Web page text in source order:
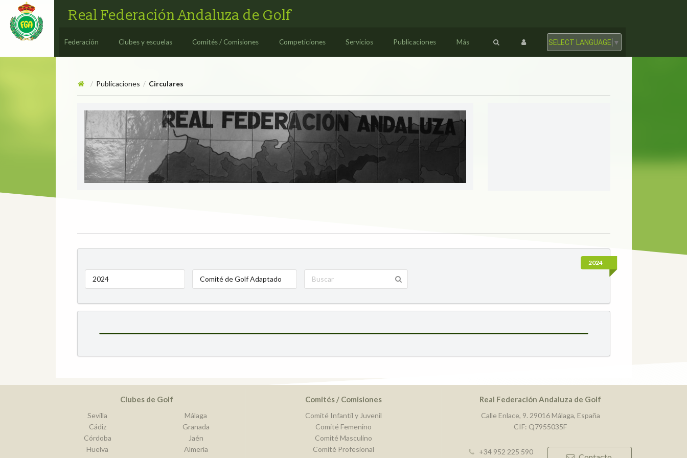
Real Federación Andaluza de Golf
Federación Clubes y escuelas Comités / Comisiones Competiciones Servicios Publicaciones Más SELECT LANGUAGE ▼
/ Publicaciones / Circulares
Circulares
CIRCULARES
2024
2024 Comité de Golf Adaptado
Clubes de Golf
Sevilla
Cádiz
Córdoba
Huelva
Málaga
Granada
Jaén
Almería
Comités / Comisiones
Comité Infantil y Juvenil
Comité Femenino
Comité Masculino
Comité Profesional
Real Federación Andaluza de Golf
Calle Enlace, 9. 29016 Málaga, España
CIF: Q7955035F
+34 952 225 590